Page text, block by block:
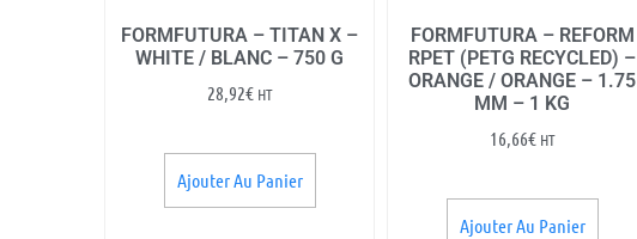
FORMFUTURA – TITAN X –
WHITE / BLANC – 750 G
28,92€ HT
Ajouter Au Panier
FORMFUTURA – REFORM
RPET (PETG RECYCLED) –
ORANGE / ORANGE – 1.75
MM – 1 KG
16,66€ HT
Ajouter Au Panier